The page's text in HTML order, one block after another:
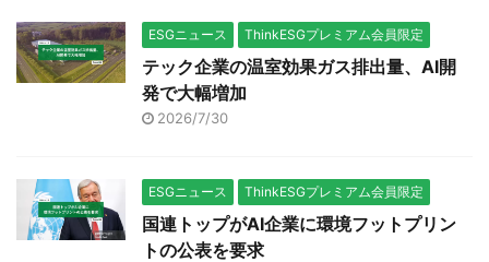
ESGニュース ThinkESGプレミアム会員限定
テック企業の温室効果ガス排出量、AI開
発で大幅増加
2026/7/30
ESGニュース ThinkESGプレミアム会員限定
国連トップがAI企業に環境フットプリン
トの公表を要求